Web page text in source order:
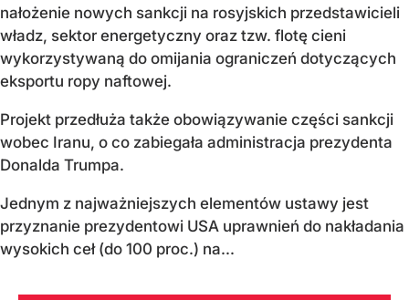
nałożenie nowych sankcji na rosyjskich przedstawicieli
władz, sektor energetyczny oraz tzw. flotę cieni
wykorzystywaną do omijania ograniczeń dotyczących
eksportu ropy naftowej.
Projekt przedłuża także obowiązywanie części sankcji
wobec Iranu, o co zabiegała administracja prezydenta
Donalda Trumpa.
Jednym z najważniejszych elementów ustawy jest
przyznanie prezydentowi USA uprawnień do nakładania
wysokich ceł (do 100 proc.) na...